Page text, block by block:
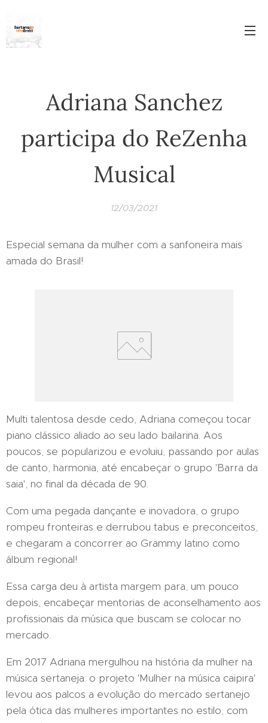
Adriana Sanchez
participa do ReZenha
Musical
12/03/2021
Especial semana da mulher com a sanfoneira mais
amada do Brasil!
Multi talentosa desde cedo, Adriana começou tocar
piano clássico aliado ao seu lado bailarina. Aos
poucos, se popularizou e evoluiu, passando por aulas
de canto, harmonia, até encabeçar o grupo 'Barra da
saia', no final da década de 90.
Com uma pegada dançante e inovadora, o grupo
rompeu fronteiras e derrubou tabus e preconceitos,
e chegaram a concorrer ao Grammy latino como
álbum regional!
Essa carga deu à artista margem para, um pouco
depois, encabeçar mentorias de aconselhamento aos
profissionais da música que buscam se colocar no
mercado.
Em 2017 Adriana mergulhou na história da mulher na
música sertaneja: o projeto 'Mulher na música caipira'
levou aos palcos a evolução do mercado sertanejo
pela ótica das mulheres importantes no estilo, com